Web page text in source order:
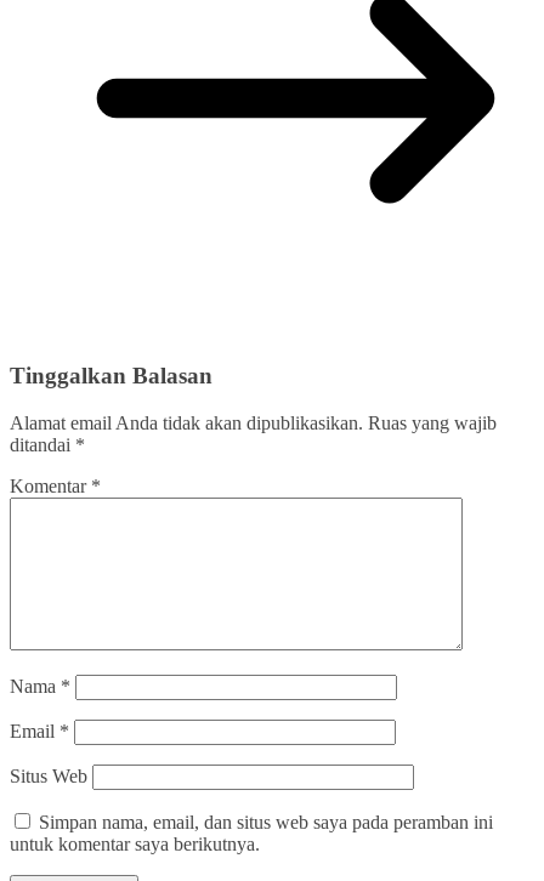
Tinggalkan Balasan
Alamat email Anda tidak akan dipublikasikan. Ruas yang wajib
ditandai *
Komentar *
Nama *
Email *
Situs Web
Simpan nama, email, dan situs web saya pada peramban ini
untuk komentar saya berikutnya.